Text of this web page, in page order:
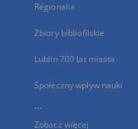
Regionalia
Zbiory bibliofilskie
Lublin 700 lat miasta
Społeczny wpływ nauki
...
Zobacz więcej